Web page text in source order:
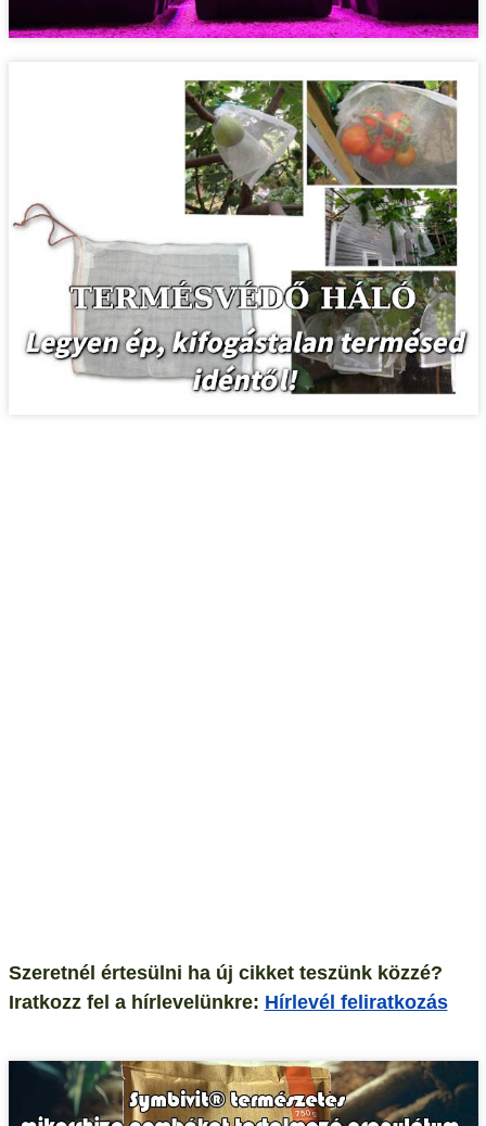
Szeretnél értesülni ha új cikket teszünk közzé?
Iratkozz fel a hírlevelünkre: Hírlevél feliratkozás